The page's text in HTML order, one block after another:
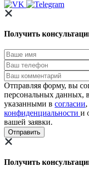
Получить
Отправляя форму, вы
персональных данных,
указанными в согласии
конфиденциальности и
вашей заявки.
Получить